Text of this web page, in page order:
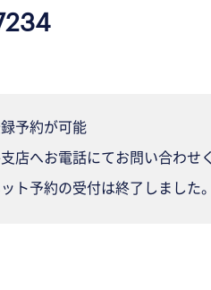
予約が可能
店へお電話にてお問い合わせ
ト予約の受付は終了しました